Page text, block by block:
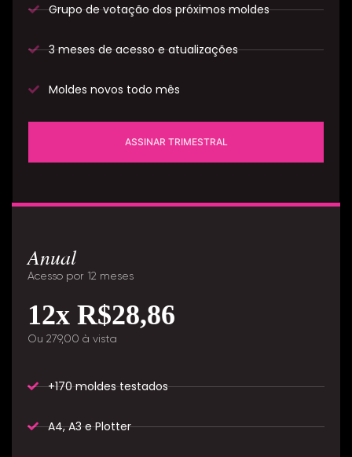
Grupo de votação dos próximos moldes
3 meses de acesso e atualizações
Moldes novos todo mês
ASSINAR TRIMESTRAL
Anual
Acesso por 12 meses
12x R$28,86
Ou 279,00 à vista
+170 moldes testados
A4, A3 e Plotter